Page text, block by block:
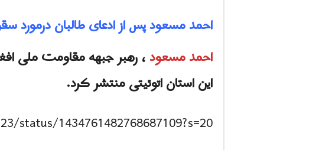
احمد مسعود پس از ادعای طالبان درمورد
احمد مسعود، رهبر جبهه مقاومت ملی
این استان اتوئیتی منتشر کرد.
status/1434761482768687109?s=20